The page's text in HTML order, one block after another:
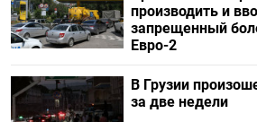
производить и
запрещенный
Евро-2
В Грузии
за две недели